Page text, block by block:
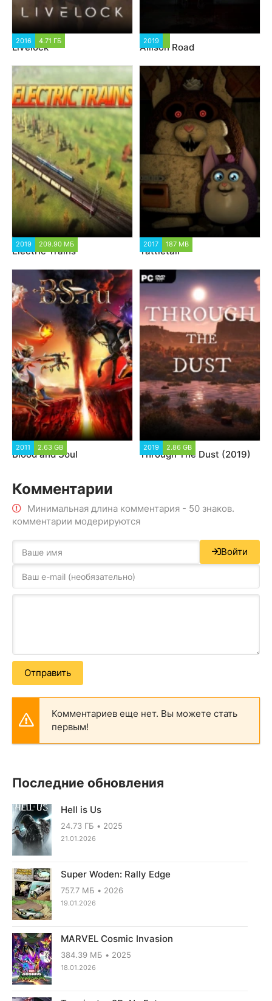
2016 4.71 ГБ
Livelock
2019
Allison Road
2019 209.90 МБ
Electric Trains
2017 187 MB
Tattletail
2011 2.63 GB
Blood and Soul
2019 2.86 GB
Through The Dust (2019)
Комментарии
Минимальная длина комментария - 50 знаков.
комментарии модерируются
Войти
Отправить
Комментариев еще нет. Вы можете стать
первым!
Последние обновления
Hell is Us
24.73 ГБ 2025
21.01.2026
Super Woden: Rally Edge
757.7 МБ 2026
19.01.2026
MARVEL Cosmic Invasion
384.39 МБ 2025
18.01.2026